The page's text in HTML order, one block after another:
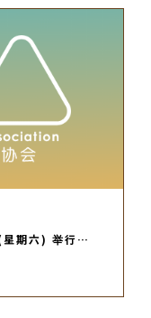
期六) 举行…